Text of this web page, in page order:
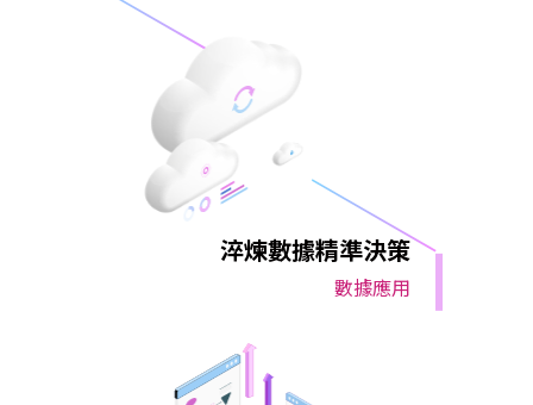
淬煉數據精準決策
數據應用